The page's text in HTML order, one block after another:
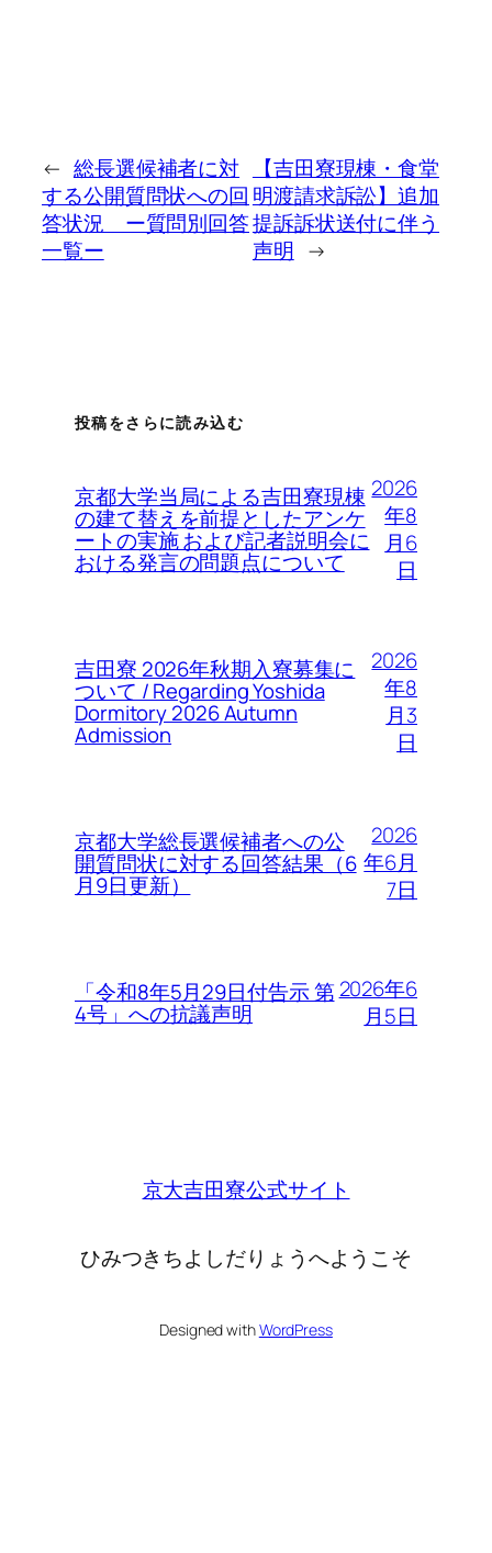
← 総長選候補者に対
する公開質問状への回
答状況 ー質問別回答
一覧ー
【吉田寮現棟・食堂
明渡請求訴訟】追加
提訴訴状送付に伴う
声明 →
投稿をさらに読み込む
京都大学当局による吉田寮現棟
の建て替えを前提としたアンケ
ートの実施 および記者説明会に
おける発言の問題点について
2026
年8
月6
日
吉田寮 2026年秋期入寮募集に
ついて / Regarding Yoshida
Dormitory 2026 Autumn
Admission
2026
年8
月3
日
京都大学総長選候補者への公
開質問状に対する回答結果（6
月9日更新）
2026
年6月
7日
「令和8年5月29日付告示 第
4号」への抗議声明
2026年6
月5日
京大吉田寮公式サイト
ひみつきちよしだりょうへようこそ
Designed withWordPress